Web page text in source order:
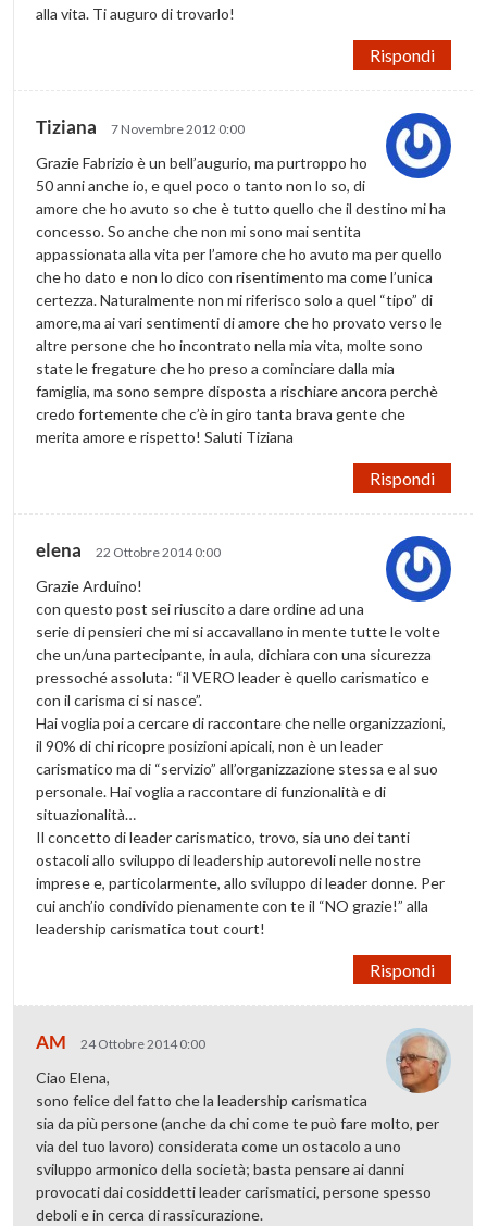
alla vita. Ti auguro di trovarlo!
Rispondi
Tiziana 7 Novembre 2012 0:00
Grazie Fabrizio è un bell’augurio, ma purtroppo ho
50 anni anche io, e quel poco o tanto non lo so, di
amore che ho avuto so che è tutto quello che il destino mi ha
concesso. So anche che non mi sono mai sentita
appassionata alla vita per l’amore che ho avuto ma per quello
che ho dato e non lo dico con risentimento ma come l’unica
certezza. Naturalmente non mi riferisco solo a quel “tipo” di
amore,ma ai vari sentimenti di amore che ho provato verso le
altre persone che ho incontrato nella mia vita, molte sono
state le fregature che ho preso a cominciare dalla mia
famiglia, ma sono sempre disposta a rischiare ancora perchè
credo fortemente che c’è in giro tanta brava gente che
merita amore e rispetto! Saluti Tiziana
Rispondi
elena 22 Ottobre 2014 0:00
Grazie Arduino!
con questo post sei riuscito a dare ordine ad una
serie di pensieri che mi si accavallano in mente tutte le volte
che un/una partecipante, in aula, dichiara con una sicurezza
pressoché assoluta: “il VERO leader è quello carismatico e
con il carisma ci si nasce”.
Hai voglia poi a cercare di raccontare che nelle organizzazioni,
il 90% di chi ricopre posizioni apicali, non è un leader
carismatico ma di “servizio” all’organizzazione stessa e al suo
personale. Hai voglia a raccontare di funzionalità e di
situazionalità…
Il concetto di leader carismatico, trovo, sia uno dei tanti
ostacoli allo sviluppo di leadership autorevoli nelle nostre
imprese e, particolarmente, allo sviluppo di leader donne. Per
cui anch’io condivido pienamente con te il “NO grazie!” alla
leadership carismatica tout court!
Rispondi
AM 24 Ottobre 2014 0:00
Ciao Elena,
sono felice del fatto che la leadership carismatica
sia da più persone (anche da chi come te può fare molto, per
via del tuo lavoro) considerata come un ostacolo a uno
sviluppo armonico della società; basta pensare ai danni
provocati dai cosiddetti leader carismatici, persone spesso
deboli e in cerca di rassicurazione.